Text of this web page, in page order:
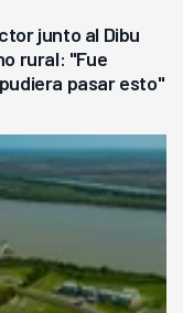
junto al Dibu
rural: "Fue
pasar esto"